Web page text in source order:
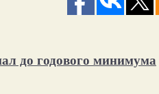
до годового минимума